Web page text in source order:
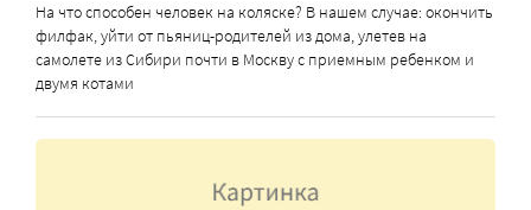
На что способен человек на коляске? В нашем случае: окончить
филфак, уйти от пьяниц-родителей из дома, улетев на
самолете из Сибири почти в Москву с приемным ребенком и
двумя котами